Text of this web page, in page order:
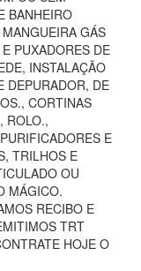
BANHEIRO
GÁS
PUXADORES DE
INSTALAÇÃO
DEPURADOR, DE
CORTINAS
ROLO.,
E
TRILHOS E
OU
MÁGICO.
RECIBO E
TRT
HOJE O